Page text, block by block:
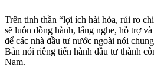
Trên tinh thần “lợi ích hài hòa, rủi ro
sẽ luôn đồng hành, lắng nghe, hỗ trợ
để các nhà đầu tư nước ngoài nói
Bản nói riêng tiến hành đầu tư thành
Nam.